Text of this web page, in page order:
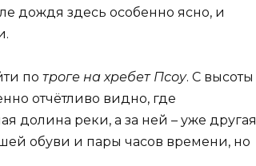
дождя здесь особенно ясно, и
по троге на хребет Псоу. С высоты
отчётливо видно, где
долина реки, а за ней – уже другая
обуви и пары часов времени, но